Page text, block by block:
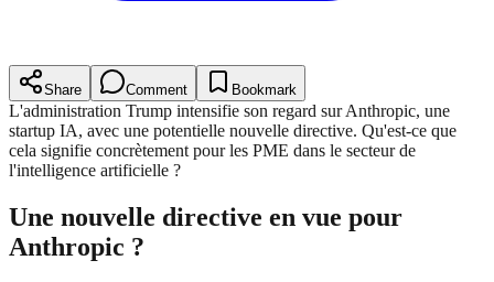
Share Comment Bookmark
L'administration Trump intensifie son regard sur Anthropic, une
startup IA, avec une potentielle nouvelle directive. Qu'est-ce que
cela signifie concrètement pour les PME dans le secteur de
l'intelligence artificielle ?
Une nouvelle directive en vue pour
Anthropic ?